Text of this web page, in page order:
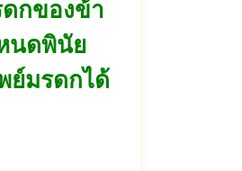
กของข้า
นดพินัย
ย์มรดกได้